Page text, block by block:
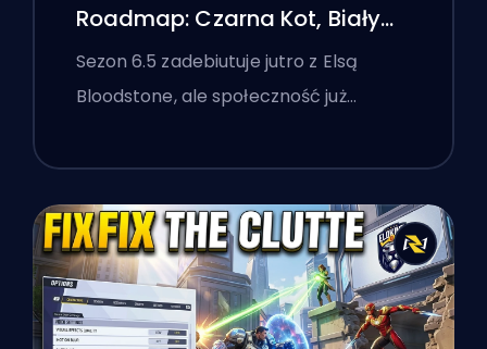
Roadmap: Czarna Kot, Biały
Lis i Wydarzenie Monsters
Take Manhattan
Sezon 6.5 zadebiutuje jutro z Elsą
Bloodstone, ale społeczność już…